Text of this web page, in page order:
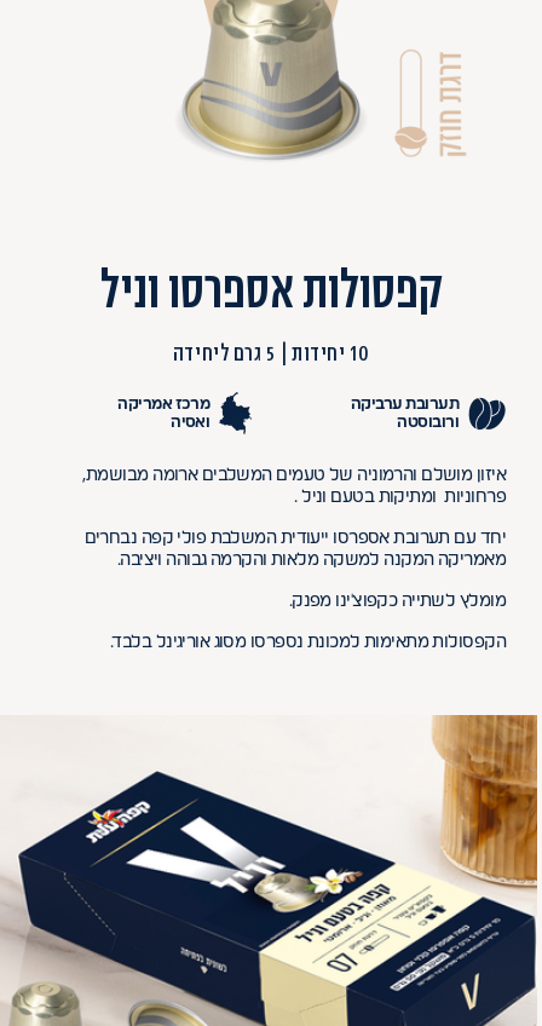
קפסולות אספרסו וניל
10 יחידות 5 גרם ליחידה
תערובת ערביקה
ורובוסטה
מרכז אמריקה
ואסיה
איזון מושלם והרמוניה של טעמים המשלבים ארומה מבושמת,
פרחוניות ומתיקות בטעם וניל .
יחד עם תערובת אספרסו ייעודית המשלבת פולי קפה נבחרים
מאמריקה המקנה למשקה מלאות והקרמה גבוהה ויציבה.
מומלץ לשתייה כקפוצ'ינו מפנק.
הקפסולות מתאימות למכונת נספרסו מסוג אוריגינל בלבד.